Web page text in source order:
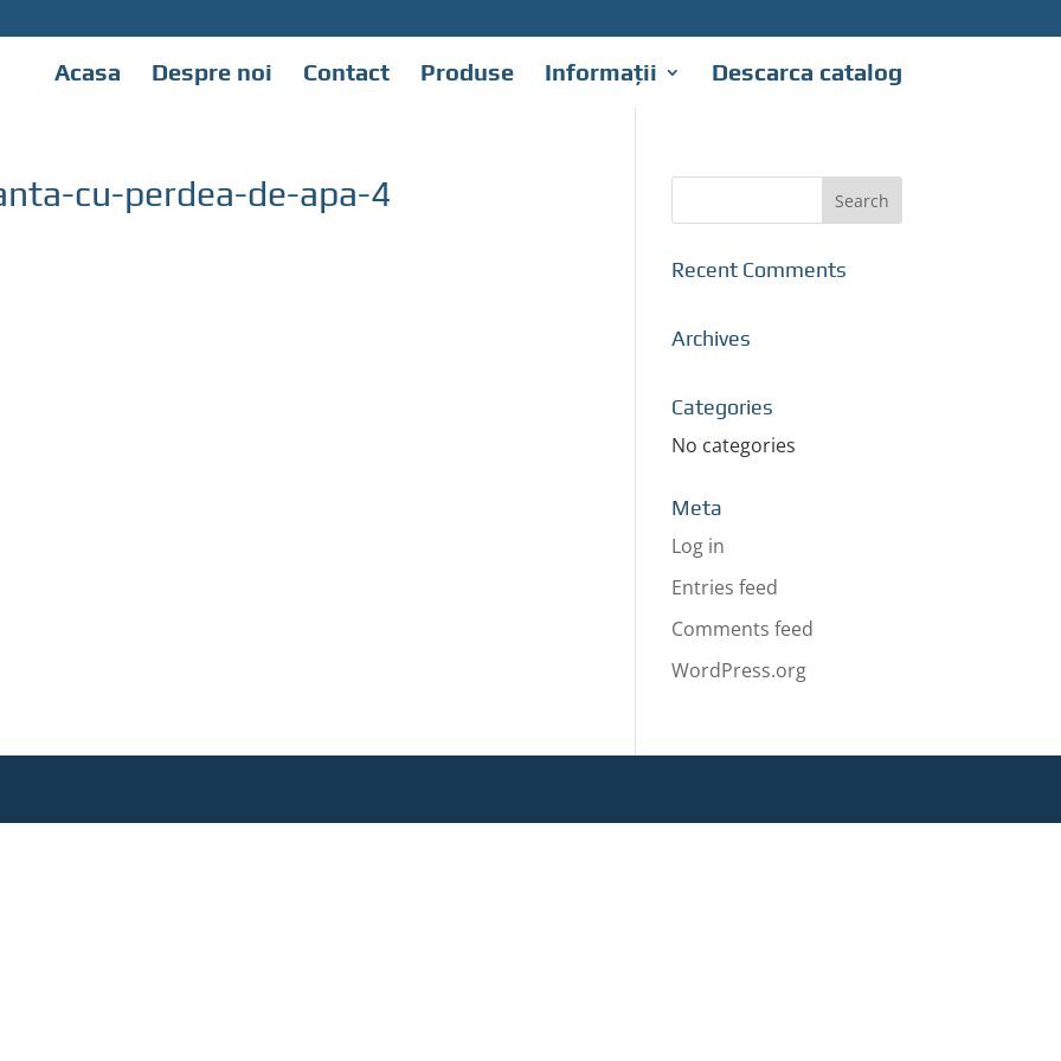
Acasa Despre noi Contact Produse Informații Descarca catalog
cu-perdea-de-apa-4
Recent Comments
Archives
Categories
No categories
Meta
Log in
Entries feed
Comments feed
WordPress.org